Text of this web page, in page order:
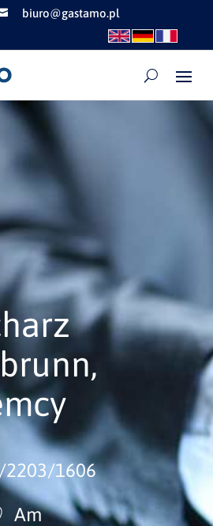
biuro@gastamo.pl
2203/1606
Am